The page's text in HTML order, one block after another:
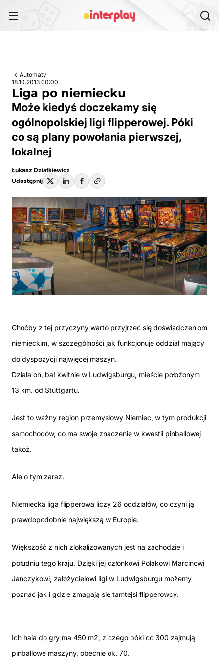
Automaty
18.10.2013 00:00
Liga po niemiecku
Może kiedyś doczekamy się
ogólnopolskiej ligi flipperowej. Póki
co są plany powołania pierwszej,
lokalnej
Łukasz Dziatkiewicz
Udostępnij
Choćby z tej przyczyny warto przyjrzeć się doświadczeniom
niemieckim, w szczególności jak funkcjonuje oddział mający
do dyspozycji najwięcej maszyn.
Działa on, ba! kwitnie w Ludwigsburgu, mieście położonym
13 km. od Stuttgartu.
Jest to ważny region przemysłowy Niemiec, w tym produkcji
samochodów, co ma swoje znaczenie w kwestii pinballowej
takoż.
Ale o tym zaraz.
Niemiecka liga flipperowa liczy 26 oddziałów, co czyni ją
prawdopodobnie największą w Europie.
Większość z nich zlokalizowanych jest na zachodzie i
południu tego kraju. Dzięki jej członkowi Polakowi Marcinowi
Jańczykowi, założycielowi ligi w Ludwigsburgu możemy
poznać jak i gdzie zmagają się tamtejsi flipperowcy.
Ich hala do gry ma 450 m2, z czego póki co 300 zajmują
pinballowe maszyny, obecnie ok. 70.